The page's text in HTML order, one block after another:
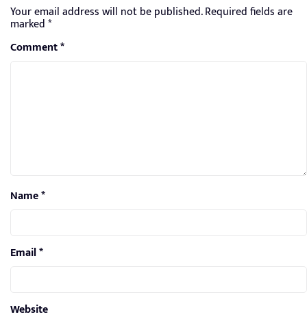
Your email address will not be published.Required fields are
marked*
Comment*
Name*
Email*
Website